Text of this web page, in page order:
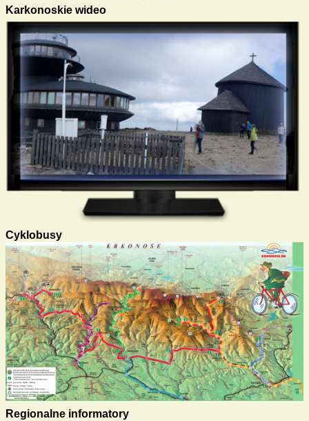
Karkonoskie wideo
Cyklobusy
Regionalne informatory